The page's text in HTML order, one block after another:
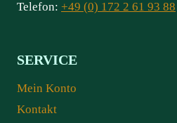
Telefon: +49 (0) 172 2 61 93 88
SERVICE
Mein Konto
Kontakt